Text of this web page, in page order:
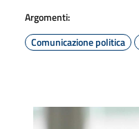
Argomenti:
Comunicazione politica